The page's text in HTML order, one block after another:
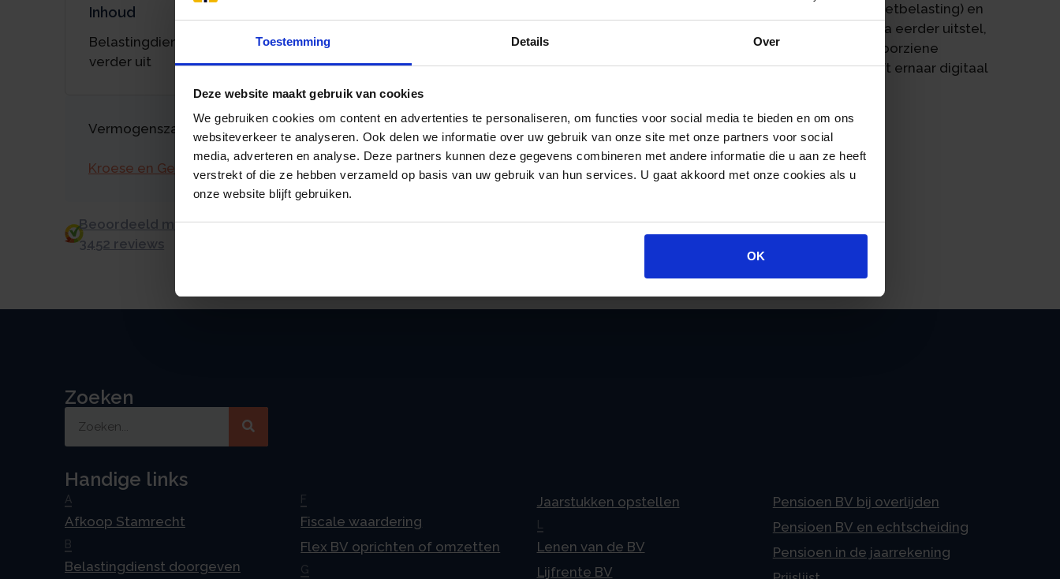
Toestemming Details Over
Deze website maakt gebruik van cookies
We gebruiken cookies om content en advertenties te personaliseren, om functies voor social media te bieden en om ons
websiteverkeer te analyseren. Ook delen we informatie over uw gebruik van onze site met onze partners voor social
media, adverteren en analyse. Deze partners kunnen deze gegevens combineren met andere informatie die u aan ze heeft
verstrekt of die ze hebben verzameld op basis van uw gebruik van hun services. U gaat akkoord met onze cookies als u
onze website blijft gebruiken.
OK
Inhoud
Belastingdienst stelt digitaal bezwaar
verder uit
Vermogenszaken goed regelen?
Kroese en Geraerts
Beoordeeld met een 9.0 uit 10 op basis van
3452 reviews
de invoering van digitaal bezwaar voor de inkomstenbelasting, btw (omzetbelasting) en
vennootschapsbelasting. De verwachting was dat deze functionaliteit, na eerder uitstel,
halverwege het eerste kwartaal van 2025 beschikbaar zou zijn. Door onvoorziene
omstandigheden is dit niet haalbaar gebleken. De Belastingdienst streeft ernaar digitaal
bezwaar eind eerste kwartaal 2025 alsnog mogelijk te maken.
Bron:Belastingdienst | persbericht | 17-02-2025
Zoeken
Handige links
A
Afkoop Stamrecht
B
Belastingdienst doorgeven
F
Fiscale waardering
Flex BV oprichten of omzetten
G
Jaarstukken opstellen
Lenen van de BV
Lijfrente BV
Pensioen BV bij overlijden
Pensioen BV en echtscheiding
Pensioen in de jaarrekening